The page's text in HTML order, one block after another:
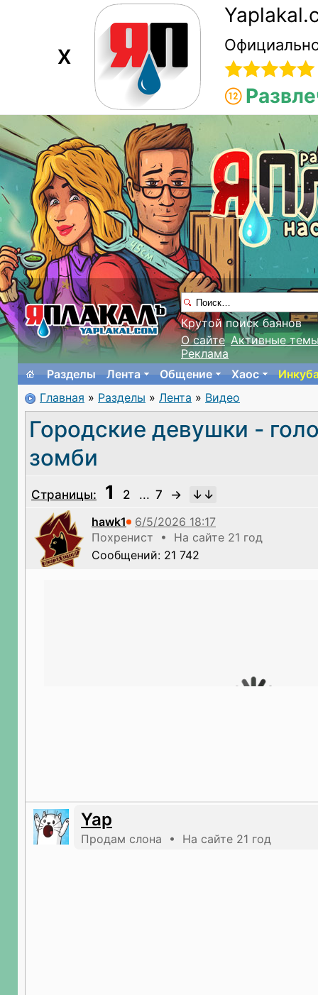
X
Крутой поиск баянов
О сайте Активные
Реклама
Разделы
Лента Общение Хаос
Главная » Разделы » Лента » Видео
Городские девушки -
зомби
Страницы: 1 2 ... 7
→
hawk1
Похренист • На сайте 21 год
Сообщений: 21 742
Yap
Продам слона • На сайте 21 год